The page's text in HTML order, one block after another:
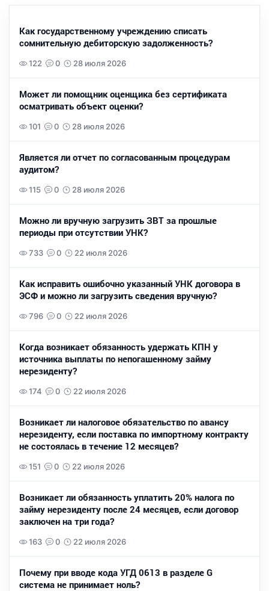
Как государственному учреждению списать
сомнительную дебиторскую задолженность?
122 0 28 июля 2026
Может ли помощник оценщика без сертификата
осматривать объект оценки?
101 0 28 июля 2026
Является ли отчет по согласованным процедурам
аудитом?
115 0 28 июля 2026
Можно ли вручную загрузить ЗВТ за прошлые
периоды при отсутствии УНК?
733 0 22 июля 2026
Как исправить ошибочно указанный УНК договора в
ЭСФ и можно ли загрузить сведения вручную?
796 0 22 июля 2026
Когда возникает обязанность удержать КПН у
источника выплаты по непогашенному займу
нерезиденту?
174 0 22 июля 2026
Возникает ли налоговое обязательство по авансу
нерезиденту, если поставка по импортному контракту
не состоялась в течение 12 месяцев?
151 0 22 июля 2026
Возникает ли обязанность уплатить 20% налога по
займу нерезиденту после 24 месяцев, если договор
заключен на три года?
163 0 22 июля 2026
Почему при вводе кода УГД 0613 в разделе G
система не принимает ноль?